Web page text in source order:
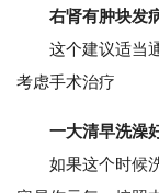
右肾有肿块发
这个建议适当通
考虑手术治疗
一大清早洗澡
如果这个时候洗